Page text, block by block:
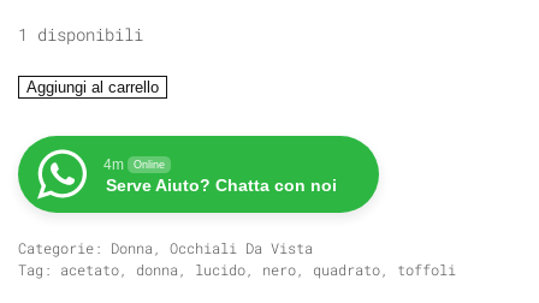
1 disponibili
TOFFOLI
quantità
Aggiungi al carrello
4m Online
Serve Aiuto? Chatta con noi
Categorie: Donna
Occhiali Da Vista
Tag: acetato donna lucido nero quadrato toffoli